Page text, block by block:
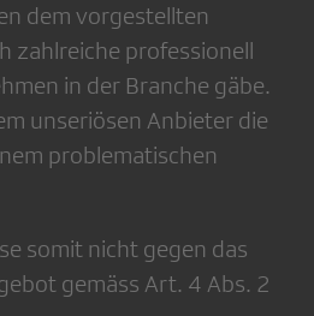
dem vorgestellten
zahlreiche professionell
in der Branche gäbe.
unseriösen Anbieter die
problematischen
somit nicht gegen das
gemäss Art. 4 Abs. 2